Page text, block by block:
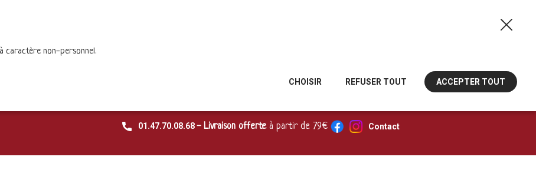
01.47.70.08.68- Livraison offerte à partir de 79€ Contact
caractère non-personnel.
CHOISIR REFUSER TOUT ACCEPTER TOUT